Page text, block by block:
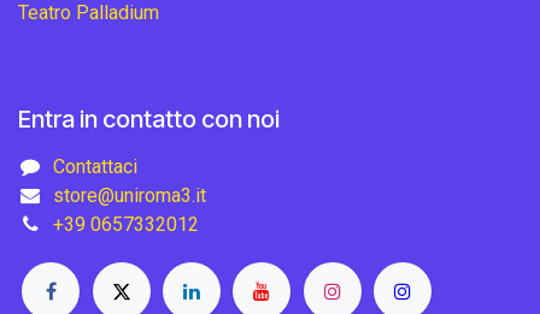
Teatro Palladium
Entra in contatto con noi
Contattaci
store@uniroma3.it
+39 0657332012